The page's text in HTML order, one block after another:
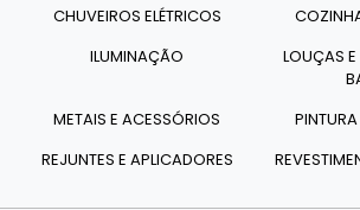
CHUVEIROS ELÉTRICOS
ILUMINAÇÃO
LOUÇAS
METAIS E ACESSÓRIOS
REJUNTES E APLICADORES